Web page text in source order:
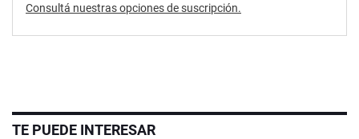
Consultá nuestras opciones de suscripción.
TE PUEDE INTERESAR